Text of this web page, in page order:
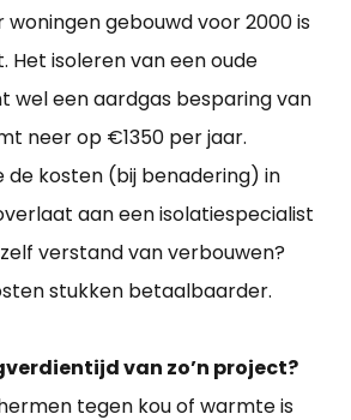
gebouwd voor 2000 is
Het isoleren van een oude
wel een aardgas besparing van
neer op €1350 per jaar.
de kosten (bij benadering) in
aan een isolatiespecialist
verstand van verbouwen?
stukken betaalbaarder.
van zo’n project?
tegen kou of warmte is